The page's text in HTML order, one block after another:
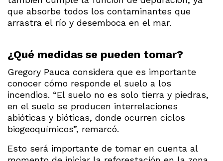
que absorbe todos los contaminantes que
arrastra el río y desemboca en el mar.
¿Qué medidas se pueden tomar?
Gregory Pauca considera que es importante
conocer cómo responde el suelo a los
incendios. “El suelo no es solo tierra y piedras,
en el suelo se producen interrelaciones
abióticas y bióticas, donde ocurren ciclos
biogeoquímicos”, remarcó.
Esto será importante de tomar en cuenta al